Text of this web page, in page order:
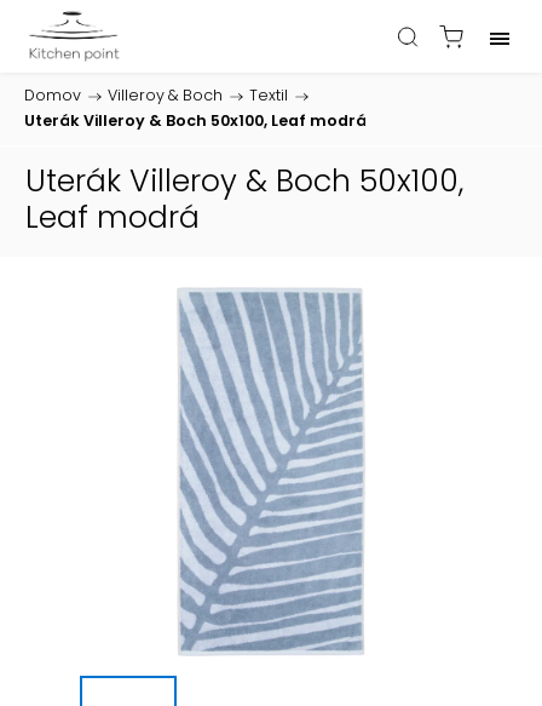
Domov / Villeroy & Boch / Textil /
Uterák Villeroy & Boch 50x100, Leaf modrá
Uterák Villeroy & Boch 50x100,
Leaf modrá